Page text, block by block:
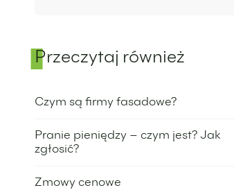
Przeczytaj również
Czym są firmy fasadowe?
Pranie pieniędzy – czym jest? Jak
zgłosić?
Zmowy cenowe